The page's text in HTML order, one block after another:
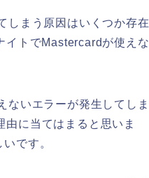
しまう原因はいくつか存在
イトでMastercardが使えな
ないエラーが発生してしま
に当てはまると思いま
です。